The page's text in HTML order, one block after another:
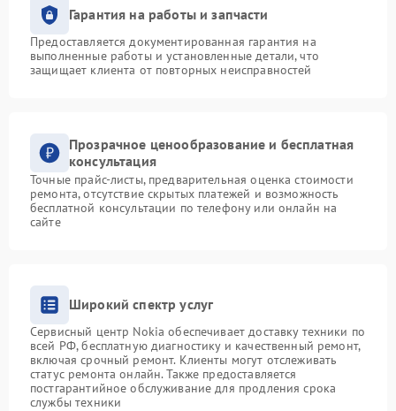
Гарантия на работы и запчасти
Предоставляется документированная гарантия на
выполненные работы и установленные детали, что
защищает клиента от повторных неисправностей
Прозрачное ценообразование и бесплатная
консультация
Точные прайс-листы, предварительная оценка стоимости
ремонта, отсутствие скрытых платежей и возможность
бесплатной консультации по телефону или онлайн на
сайте
Широкий спектр услуг
Сервисный центр Nokia обеспечивает доставку техники по
всей РФ, бесплатную диагностику и качественный ремонт,
включая срочный ремонт. Клиенты могут отслеживать
статус ремонта онлайн. Также предоставляется
постгарантийное обслуживание для продления срока
службы техники